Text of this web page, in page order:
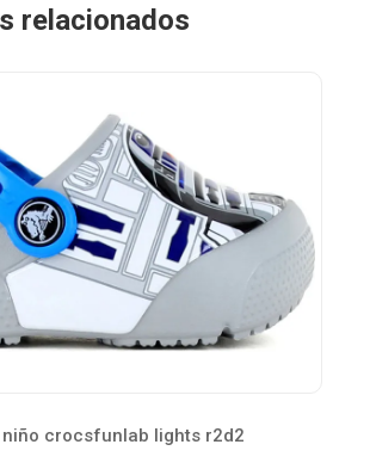
relacionados
crocsfunlab lights r2d2